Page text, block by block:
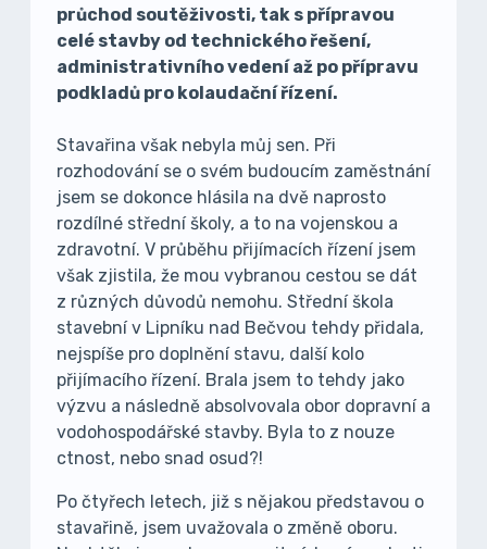
průchod soutěživosti, tak s přípravou
celé stavby od technického řešení,
administrativního vedení až po přípravu
podkladů pro kolaudační řízení.
Stavařina však nebyla můj sen. Při
rozhodování se o svém budoucím zaměstnání
jsem se dokonce hlásila na dvě naprosto
rozdílné střední školy, a to na vojenskou a
zdravotní. V průběhu přijímacích řízení jsem
však zjistila, že mou vybranou cestou se dát
z různých důvodů nemohu. Střední škola
stavební v Lipníku nad Bečvou tehdy přidala,
nejspíše pro doplnění stavu, další kolo
přijímacího řízení. Brala jsem to tehdy jako
výzvu a následně absolvovala obor dopravní a
vodohospodářské stavby. Byla to z nouze
ctnost, nebo snad osud?!
Po čtyřech letech, již s nějakou představou o
stavařině, jsem uvažovala o změně oboru.